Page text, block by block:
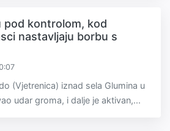
pod kontrolom, kod
nastavljaju borbu s
(Vjetrenica) iznad sela Glumina u
udar groma, i dalje je aktivan,...